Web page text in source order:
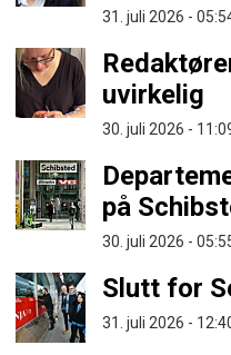
31. juli 2026 -
uvirkelig
30. juli 2026 -
på
30. juli 2026 -
Slutt for
31. juli 2026 -